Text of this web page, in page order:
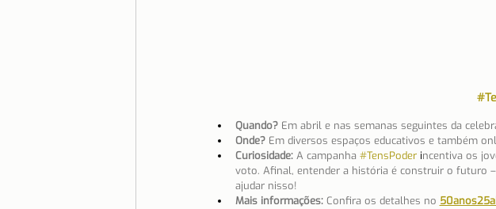
Quando? Em abril e nas semanas seguintes da
Onde? Em diversos espaços educativos e também
Curiosidade: A campanha #TensPoder incentiva os
voto. Afinal, entender a história é construir o futuro
ajudar nisso!
Mais informações: Confira os detalhes no